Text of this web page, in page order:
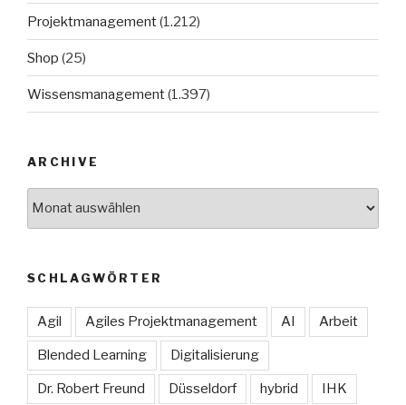
Projektmanagement(1.212)
Shop (25)
Wissensmanagement(1.397)
ARCHIVE
SCHLAGWÖRTER
Agil Agiles Projektmanagement AI Arbeit
Blended Learning Digitalisierung
Dr. Robert Freund Düsseldorf hybrid IHK